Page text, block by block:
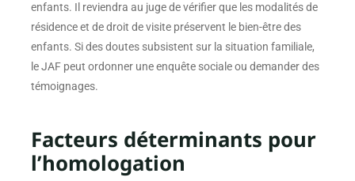
enfants. Il reviendra au juge de vérifier que les modalités de
résidence et de droit de visite préservent le bien-être des
enfants. Si des doutes subsistent sur la situation familiale,
le JAF peut ordonner une enquête sociale ou demander des
témoignages.
Facteurs déterminants pour
l’homologation